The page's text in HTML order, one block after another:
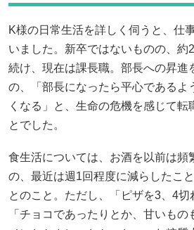
K様の日常生活を詳しく伺うと、仕
いました。新卒ではないものの、約
続け、現在は課長職。部長への昇進
の、「部長になったら平心であるよ
くなる」と、生命の危機を感じて転
とでした。
食生活については、お酒を以前は頻
の、最近は週1回程度に減らしたこ
とのこと。ただし、「ピザを3、4切
「チョコであったりとか、甘いも